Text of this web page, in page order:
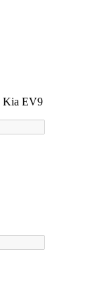
Kia EV9